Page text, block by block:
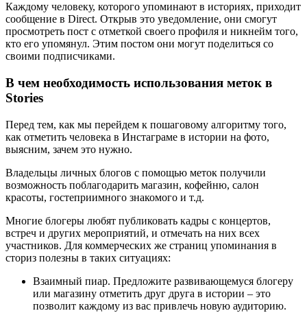
Каждому человеку, которого упоминают в историях, приходит
сообщение в Direct. Открыв это уведомление, они смогут
просмотреть пост с отметкой своего профиля и никнейм того,
кто его упомянул. Этим постом они могут поделиться со
своими подписчиками.
В чем необходимость использования меток в
Stories
Перед тем, как мы перейдем к пошаговому алгоритму того,
как отметить человека в Инстаграме в истории на фото,
выясним, зачем это нужно.
Владельцы личных блогов с помощью меток получили
возможность поблагодарить магазин, кофейню, салон
красоты, гостеприимного знакомого и т.д.
Многие блогеры любят публиковать кадры с концертов,
встреч и других мероприятий, и отмечать на них всех
участников. Для коммерческих же страниц упоминания в
сториз полезны в таких ситуациях:
Взаимный пиар. Предложите развивающемуся блогеру
или магазину отметить друг друга в истории – это
позволит каждому из вас привлечь новую аудиторию.